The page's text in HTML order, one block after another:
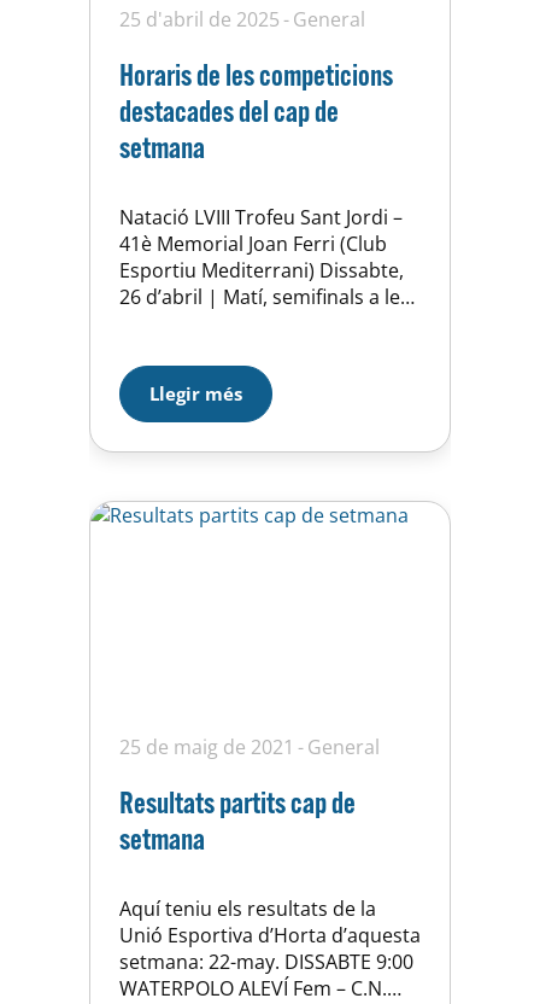
25 d'abril de 2025 General
Horaris de les competicions
destacades del cap de
setmana
Natació LVIII Trofeu Sant Jordi –
41è Memorial Joan Ferri (Club
Esportiu Mediterrani) Dissabte,
26 d’abril | Matí, semifinals a les
Esportiu Mediterrani) Diumenge,
27 d’abril. 9:30 Els dies 26 i 27
d’abril, natació per partida
doble. Dissabte, part de les
Llegir més
25 de maig de 2021 General
Resultats partits cap de
setmana
Aquí teniu els resultats de la
Unió Esportiva d’Horta d’aquesta
setmana: 22-may. DISSABTE 9:00
WATERPOLO ALEVÍ Fem – C.N.